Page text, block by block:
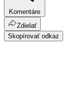
Komentáre
Zdielať
Skopírovať odkaz